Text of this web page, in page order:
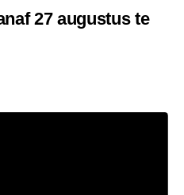
27 augustus te